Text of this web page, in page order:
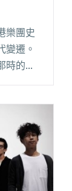
樂團史
變遷。
時的唱
，耳熟
評：
代》"